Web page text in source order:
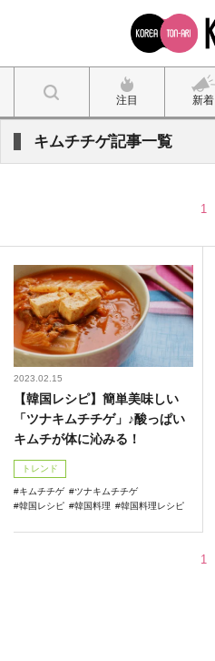
注目 新着
キムチチゲ記事一覧
1
2023.02.15
【韓国レシピ】簡単美味しい
「ツナキムチチゲ」♪酸っぱい
キムチが体に沁みる！
トレンド
キムチチゲ
ツナキムチチゲ
韓国レシピ
韓国料理 韓国料理レシピ
1